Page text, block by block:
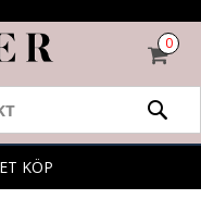
0
KÖP